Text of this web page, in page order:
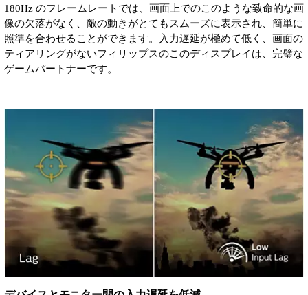
180Hz のフレームレートでは、画面上でのこのような致命的な画
像の欠落がなく、敵の動きがとてもスムーズに表示され、簡単に
照準を合わせることができます。入力遅延が極めて低く、画面の
ティアリングがないフィリップスのこのディスプレイは、完璧な
ゲームパートナーです。